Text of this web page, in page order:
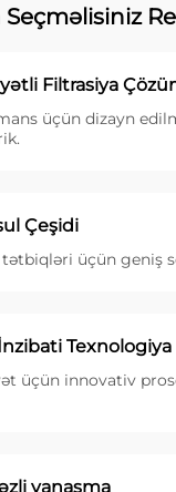
Seçməlisiniz
Filtrasiya
üçün dizayn
Çeşidi
üçün geniş
Texnologiya
üçün innovativ
yanaşma